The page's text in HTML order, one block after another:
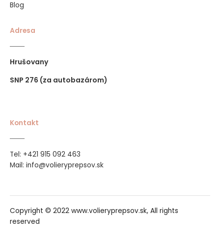
Blog
Adresa
Hrušovany
SNP 276 (za autobazárom)
Kontakt
Tel: +421 915 092 463
Mail: info@volieryprepsov.sk
Copyright © 2022 www.volieryprepsov.sk, All rights
reserved